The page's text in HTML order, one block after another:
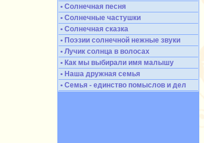
• Солнечная песня
• Солнечные частушки
• Солнечная сказка
• Поэзии солнечной нежные звуки
• Лучик солнца в волосах
• Как мы выбирали имя малышу
• Наша дружная семья
• Семья - единство помыслов и дел